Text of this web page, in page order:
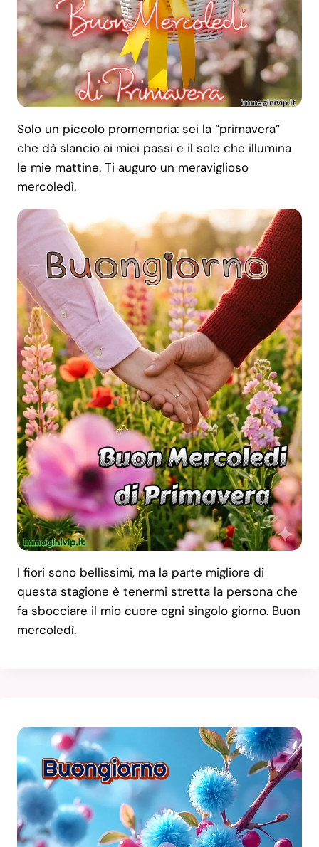
Solo un piccolo promemoria: sei la “primavera”
che dà slancio ai miei passi e il sole che illumina
le mie mattine. Ti auguro un meraviglioso
mercoledì.
I fiori sono bellissimi, ma la parte migliore di
questa stagione è tenermi stretta la persona che
fa sbocciare il mio cuore ogni singolo giorno. Buon
mercoledì.